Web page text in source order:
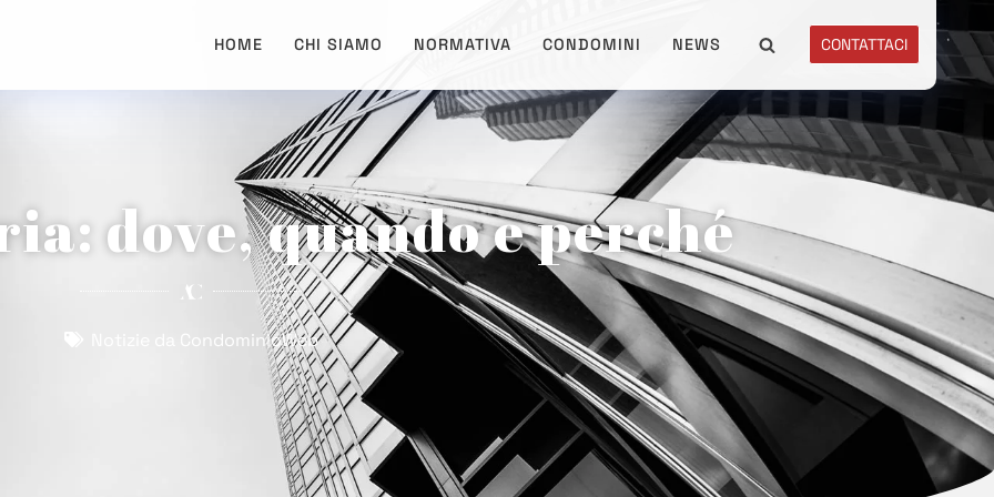
HOME CHI SIAMO NORMATIVA CONDOMINI NEWS CONTATTACI
dove, quando e perché
Notizie da CondominioWeb